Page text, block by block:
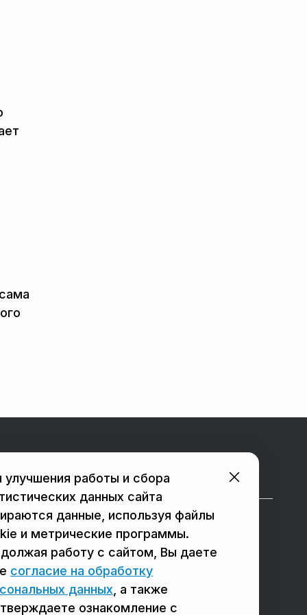
в Подольске в Люберцах
в Мытищах в Красногорске
в Реутове в Королёве
в Балашихе в Домодедово
улучшения работы и сбора
данных сайта
данные, используя файлы
и метрические программы.
работу с сайтом, Вы даете
согласие на обработку
данных , а также
ознакомление с